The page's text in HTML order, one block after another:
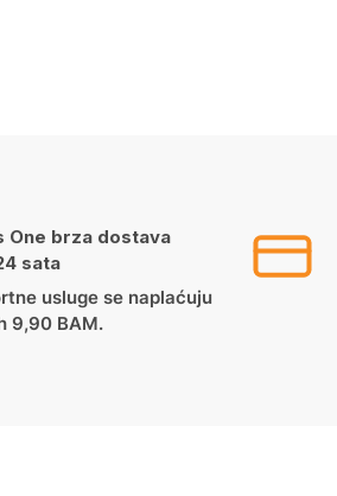
One brza dostava
sata
usluge se naplaćuju
9,90 BAM.